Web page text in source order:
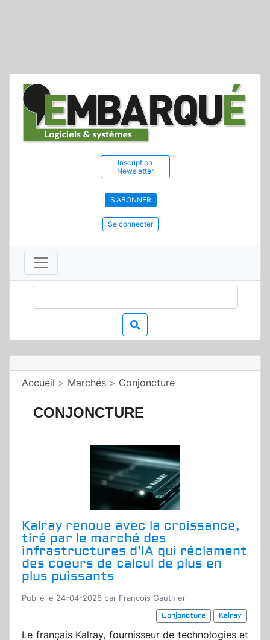
Inscription
Newsletter
S'ABONNER
Se connecter
Accueil > Marchés > Conjoncture
CONJONCTURE
Kalray renoue avec la croissance,
tiré par le marché des
infrastructures d’IA qui réclament
des coeurs de calcul de plus en
plus puissants
Publié le 24-04-2026 par Francois Gauthier
Conjoncture
Kalray
Le français Kalray, fournisseur de technologies et